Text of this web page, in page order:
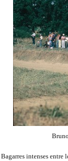
Bagarres intenses entre